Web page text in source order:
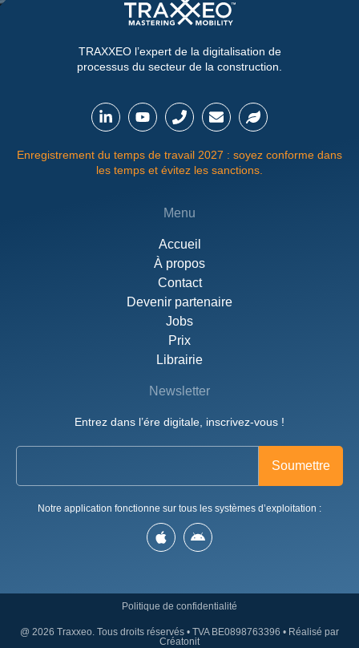
TRAXXEO l’expert de la digitalisation de
processus du secteur de la construction.
Enregistrement du temps de travail 2027 : soyez conforme dans
les temps et évitez les sanctions.
Menu
Accueil
À propos
Contact
Devenir partenaire
Jobs
Prix
Librairie
Newsletter
Entrez dans l’ére digitale, inscrivez-vous !
Notre application fonctionne sur tous les systèmes d’exploitation :
@ 2026 Traxxeo. Tous droits réservés • TVA BE0898763396 • Réalisé par
Créatonit
Politique de confidentialité